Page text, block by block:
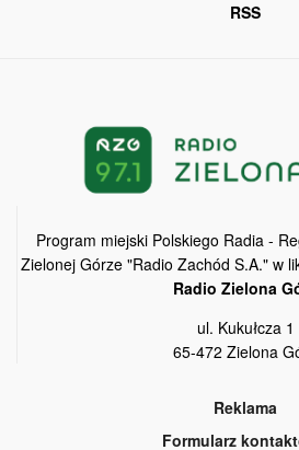
RSS
Program miejski Polskiego Radia -
Zielonej Górze "Radio Zachód S.A." w
Radio Zielona
ul. Kukułcza 1
65-472 Zielona
Reklama
Formularz